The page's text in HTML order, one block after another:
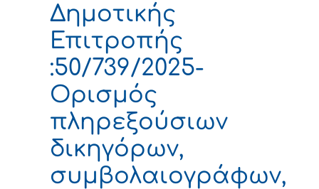
Δημοτικής
Επιτροπής
:50/739/2025-
Ορισμός
πληρεξούσιων
δικηγόρων,
συμβολαιογράφων,